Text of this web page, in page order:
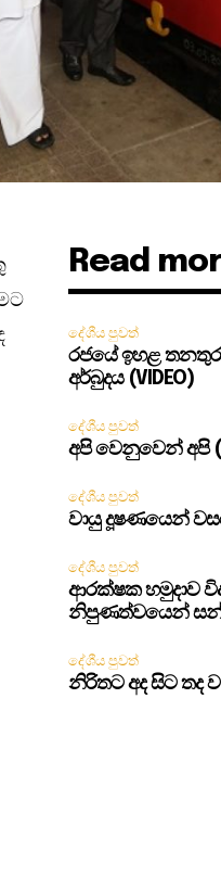
Read
දේශීය පුවත්
රජයේ ඉහළ
අර්බුදය (VIDEO)
දේශීය පුවත්
අපි වෙනුවෙන් අපි
දේශීය පුවත්
වායු දූෂණයෙන්
දේශීය පුවත්
ආරක්ෂක හමුදාව
නිපුණත්වයෙන්
දේශීය පුවත්
නිරිතට අද සිට තද